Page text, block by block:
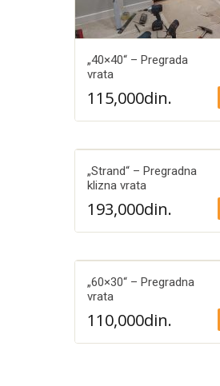
„40×40“ – Pregrada
vrata
115,000din.
„Strand“ – Pregradna
klizna vrata
193,000din.
„60×30“ – Pregradna
vrata
110,000din.